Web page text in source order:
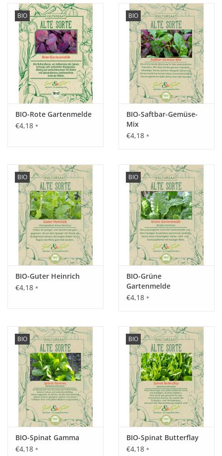
BIO
BIO-Rote Gartenmelde
€4,18 *
BIO
BIO-Saftbar-Gemüse-
Mix
€4,18 *
BIO
BIO-Guter Heinrich
€4,18 *
BIO
BIO-Grüne
Gartenmelde
€4,18 *
BIO
BIO-Spinat Gamma
€4,18 *
BIO
BIO-Spinat Butterflay
€4,18 *